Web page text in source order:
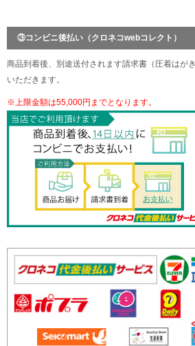
③コンビニ後払い（クロネコwebコレクト）
商品到着後、別途送付されます請求書（圧着はが
いただきます。
※上限金額は55,000円までとなります。